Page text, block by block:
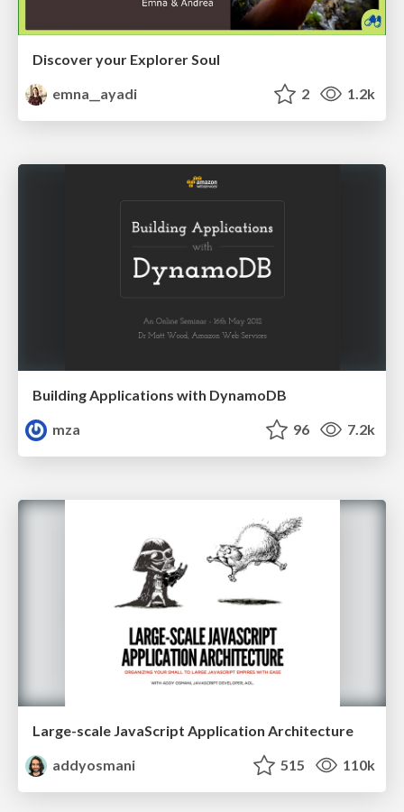
Discover your Explorer Soul
emna__ayadi
2 1.2k
Building Applications with DynamoDB
mza
96 7.2k
Large-scale JavaScript Application Architecture
addyosmani
515 110k